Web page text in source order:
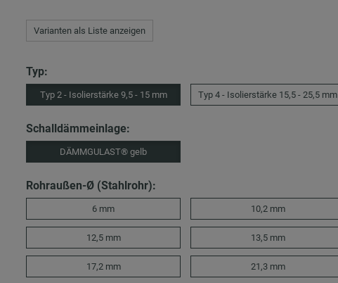
Varianten als Liste anzeigen
Typ:
Typ 2 - Isolierstärke 9,5 - 15 mm Typ 4 - Isolierstärke 15,5 - 25,5 mm
Schalldämmeinlage:
DÄMMGULAST® gelb
Rohraußen-Ø (Stahlrohr):
6 mm 10,2 mm
12,5 mm 13,5 mm
17,2 mm 21,3 mm